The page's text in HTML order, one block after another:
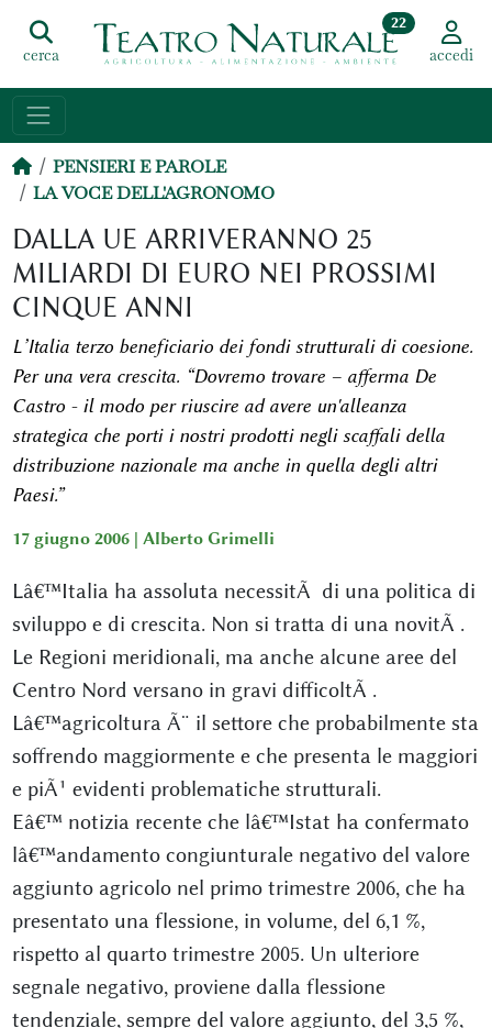
cerca
22
accedi
PENSIERI E PAROLE
LA VOCE DELL'AGRONOMO
DALLA UE ARRIVERANNO 25
MILIARDI DI EURO NEI PROSSIMI
CINQUE ANNI
L’Italia terzo beneficiario dei fondi strutturali di coesione.
Per una vera crescita. “Dovremo trovare – afferma De
Castro - il modo per riuscire ad avere un'alleanza
strategica che porti i nostri prodotti negli scaffali della
distribuzione nazionale ma anche in quella degli altri
Paesi.”
17 giugno 2006 | Alberto Grimelli
Lâ€™Italia ha assoluta necessitÃ di una politica di
sviluppo e di crescita. Non si tratta di una novitÃ .
Le Regioni meridionali, ma anche alcune aree del
Centro Nord versano in gravi difficoltÃ .
Lâ€™agricoltura Ã¨ il settore che probabilmente sta
soffrendo maggiormente e che presenta le maggiori
e piÃ¹ evidenti problematiche strutturali.
Eâ€™ notizia recente che lâ€™Istat ha confermato
lâ€™andamento congiunturale negativo del valore
aggiunto agricolo nel primo trimestre 2006, che ha
presentato una flessione, in volume, del 6,1 %,
rispetto al quarto trimestre 2005. Un ulteriore
segnale negativo, proviene dalla flessione
tendenziale, sempre del valore aggiunto, del 3,5 %,